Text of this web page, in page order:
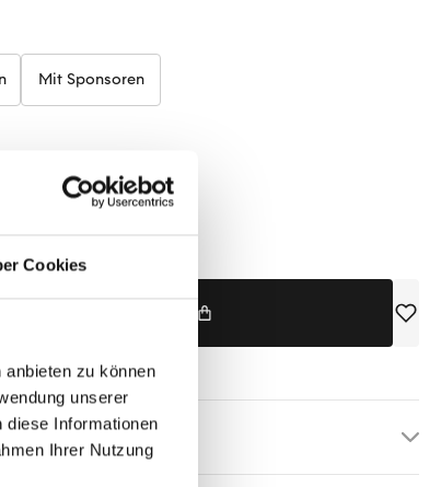
Cookies
zu können
unserer
diese Informationen
Ihrer Nutzung
Mit Sponsoren
Gib den gewünschten Wert
Lieferzeit: 5-7 Tage